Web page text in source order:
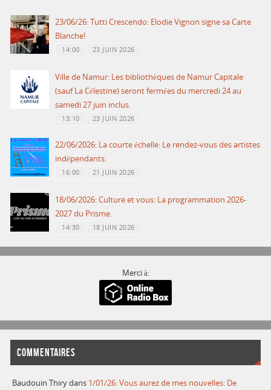
23/06/26: Tutti Crescendo: Elodie Vignon signe sa Carte
Blanche!
14:00 23 JUIN 2026
Ville de Namur: Les bibliothèques de Namur Capitale
(sauf La Célestine) seront fermées du mercredi 24 au
samedi 27 juin inclus.
13:10 23 JUIN 2026
22/06/2026: La courte échelle: Le rendez-vous des artistes
indépendants.
16:00 21 JUIN 2026
18/06/2026: Culture et vous: La programmation 2026-
2027 du Prisme.
14:30 18 JUIN 2026
Merci à:
COMMENTAIRES
Baudouin Thirydans 1/01/26: Vous aurez de mes nouvelles: De